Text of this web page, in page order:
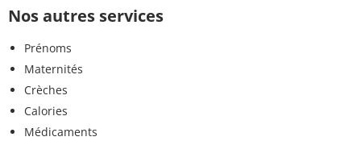
Nos autres services
Prénoms
Maternités
Crèches
Calories
Médicaments